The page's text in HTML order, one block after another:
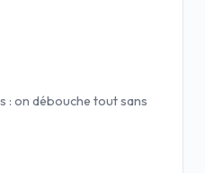
: on débouche tout sans